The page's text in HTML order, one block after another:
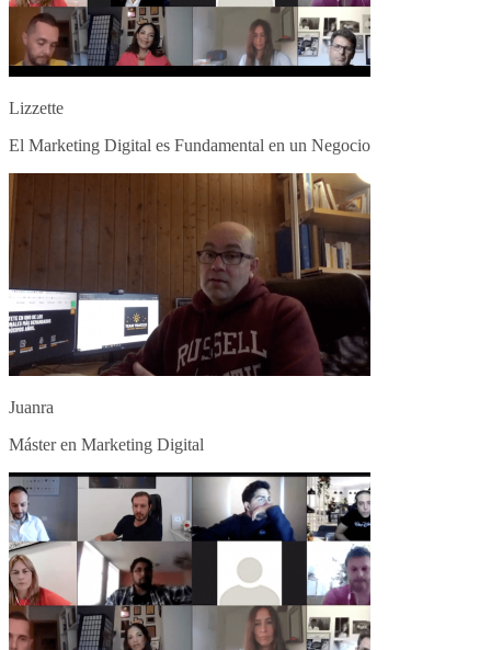
Lizzette
El Marketing Digital es Fundamental en un Negocio
Juanra
Máster en Marketing Digital